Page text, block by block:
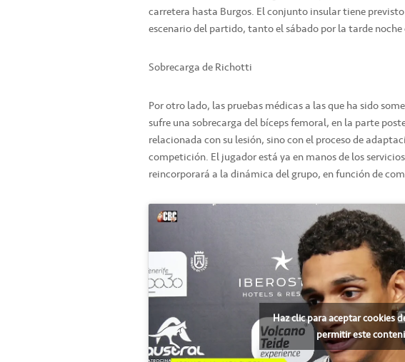
carretera hasta Burgos. El conjunto insular tiene
escenario del partido, tanto el sábado por la tarde
Sobrecarga de Richotti
Por otro lado, las pruebas médicas a las que ha sido
sufre una sobrecarga del bíceps femoral, en la parte
relacionada con su lesión, sino con el proceso de
competición. El jugador está ya en manos de los
reincorporará a la dinámica del grupo, en función de
Haz clic para aceptar cookies
permitir este